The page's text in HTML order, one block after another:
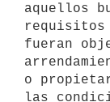
aquellos
fueran
o
las